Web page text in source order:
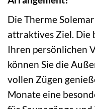
Die Therme
attraktives Ziel. Die
Ihren persönlichen
können Sie die
vollen Zügen
Monate eine